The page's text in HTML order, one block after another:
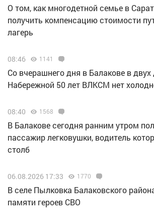
О том, как многодетной семье в
получить компенсацию стоимости
лагерь
08:46 1141
Со вчерашнего дня в Балакове в
Набережной 50 лет ВЛКСМ нет
08:40 1568
В Балакове сегодня ранним утром
пассажир легковушки, водитель
столб
06.08.2026 17:33 1770
В селе Пылковка Балаковского
памяти героев СВО